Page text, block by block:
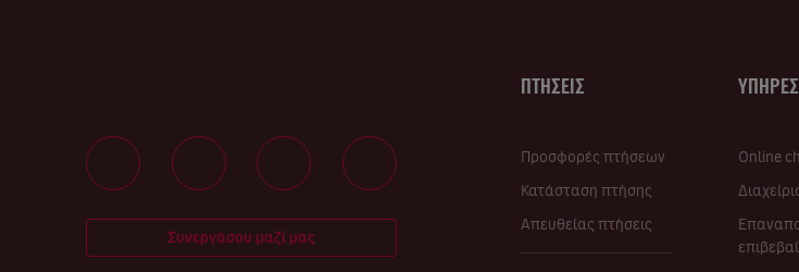
ΠΤΗΣΕΙΣ
Προσφορές πτήσεων
Κατάσταση πτήσης
Απευθείας πτήσεις
Online
Συνεργάσου μαζί μας